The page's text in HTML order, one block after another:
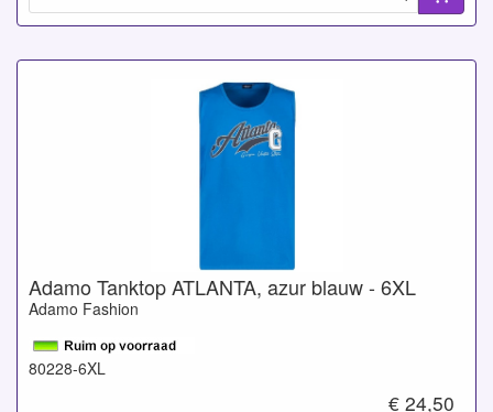
Adamo Tanktop ATLANTA, azur blauw - 6XL
Adamo Fashion
80228-6XL
€ 24,50